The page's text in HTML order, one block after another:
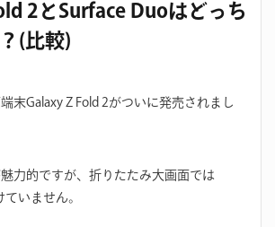
2とSurface Duoはどっち
(比較)
末Galaxy Z Fold 2がついに発売されまし
力的ですが、折りたたみ大画面では
いません。